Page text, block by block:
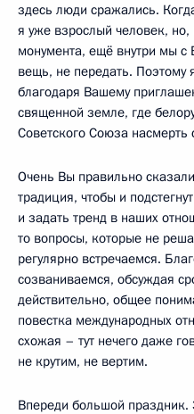
здесь люди сражались.
я уже взрослый человек, но,
монумента, ещё внутри мы
вещь, не передать. Поэтому
благодаря Вашему
священной земле, где
Советского Союза насмерть
Очень Вы правильно
традиция, чтобы и
и задать тренд в наших
то вопросы, которые не
регулярно встречаемся.
созваниваемся, обсуждая
действительно, общее
повестка международных
схожая – тут нечего даже
не крутим, не вертим.
Впереди большой